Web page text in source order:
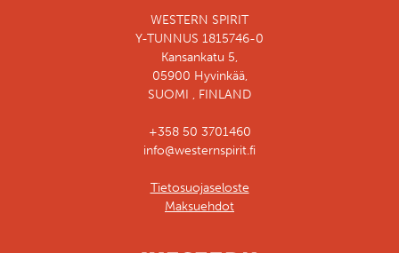
WESTERN SPIRIT
Y-TUNNUS 1815746-0
Kansankatu 5,
05900 Hyvinkää,
SUOMI , FINLAND
+358 50 3701460
info@westernspirit.fi
Tietosuojaseloste
Maksuehdot